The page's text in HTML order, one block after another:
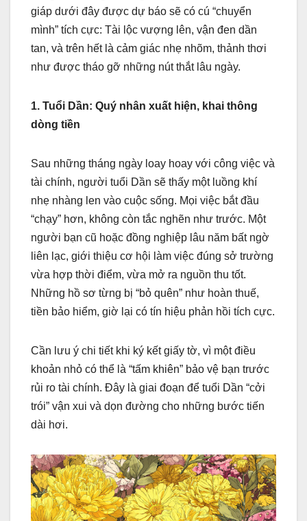
giáp dưới đây được dự báo sẽ có cú “chuyển
mình” tích cực: Tài lộc vượng lên, vận đen dần
tan, và trên hết là cảm giác nhẹ nhõm, thảnh thơi
như được tháo gỡ những nút thắt lâu ngày.
1. Tuổi Dần: Quý nhân xuất hiện, khai thông
dòng tiền
Sau những tháng ngày loay hoay với công việc và
tài chính, người tuổi Dần sẽ thấy một luồng khí
nhẹ nhàng len vào cuộc sống. Mọi việc bắt đầu
“chạy” hơn, không còn tắc nghẽn như trước. Một
người bạn cũ hoặc đồng nghiệp lâu năm bất ngờ
liên lạc, giới thiệu cơ hội làm việc đúng sở trường
vừa hợp thời điểm, vừa mở ra nguồn thu tốt.
Những hồ sơ từng bị “bỏ quên” như hoàn thuế,
tiền bảo hiểm, giờ lại có tín hiệu phản hồi tích cực.
Cần lưu ý chi tiết khi ký kết giấy tờ, vì một điều
khoản nhỏ có thể là “tấm khiên” bảo vệ bạn trước
rủi ro tài chính. Đây là giai đoạn để tuổi Dần “cởi
trói” vận xui và dọn đường cho những bước tiến
dài hơi.